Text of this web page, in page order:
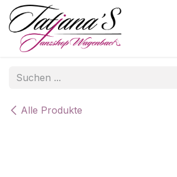
Zum Inhalt springen
Alle Produkte